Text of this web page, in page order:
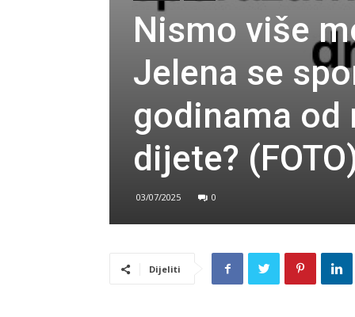
Nismo više
Jelena se
godinama od
dijete?
03/07/2025 0
Dijeliti